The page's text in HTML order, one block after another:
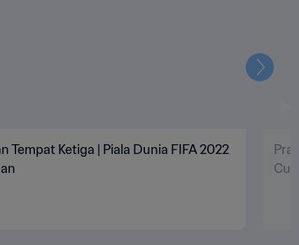
Tempat Ketiga | Piala Dunia FIFA 2022